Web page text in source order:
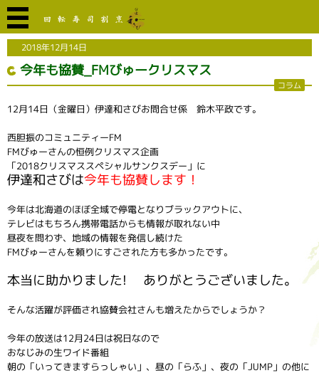
2018年12月14日
今年も協賛_FMびゅークリスマス
コラム
12月14日（金曜日）伊達和さびお問合せ係 鈴木平政です。
西胆振のコミュニティーFM
FMびゅーさんの恒例クリスマス企画
「2018クリスマススペシャルサンクスデー」に
伊達和さびは今年も協賛します！
今年は北海道のほぼ全域で停電となりブラックアウトに、
テレビはもちろん携帯電話からも情報が取れない中
昼夜を問わず、地域の情報を発信し続けた
FMびゅーさんを頼りにすごされた方も多かったです。
本当に助かりました! ありがとうございました。
そんな活躍が評価され協賛会社さんも増えたからでしょうか？
今年の放送は12月24日は祝日なので
おなじみの生ワイド番組
朝の「いってきますらっしゃい」、昼の「らふ」、夜の「JUMP」の他に